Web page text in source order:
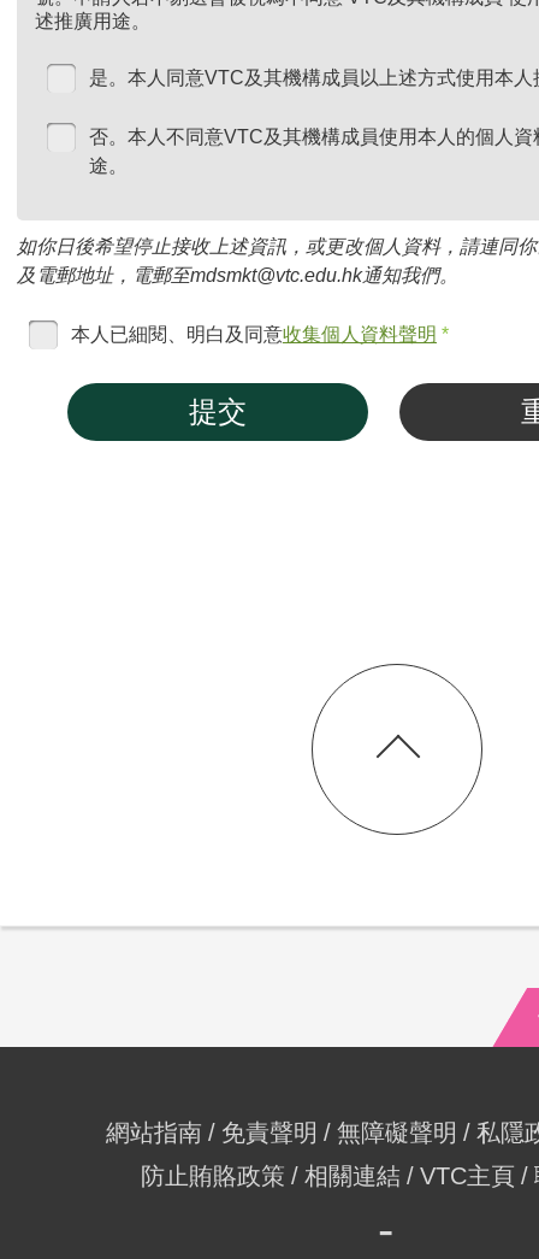
述推廣用途。
是。本人同意VTC及其機構成員以上述方式使用本
否。本人不同意VTC及其機構成員使用本人的個人
途。
如你日後希望停止接收上述資訊，或更改個人資料，請連同
及電郵地址，電郵至mdsmkt@vtc.edu.hk通知我們。
本人已細閱、明白及同意收集個人資料聲明 *
提交
網站指南 免責聲明 無障礙聲明
私隱
防止賄賂政策
相關連結 VTC主頁